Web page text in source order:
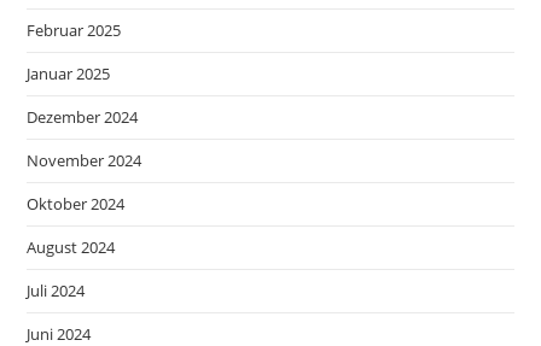
Februar 2025
Januar 2025
Dezember 2024
November 2024
Oktober 2024
August 2024
Juli 2024
Juni 2024